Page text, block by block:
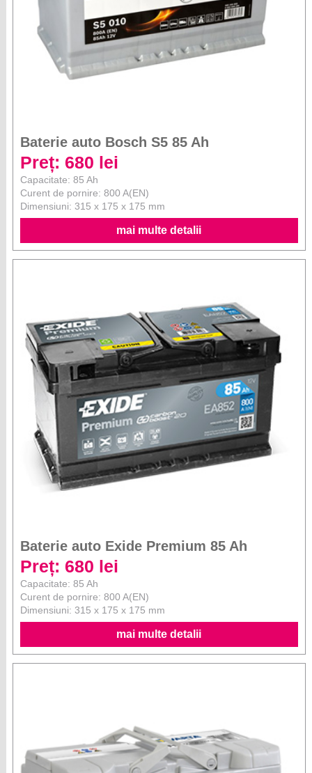
Baterie auto Bosch S5 85 Ah
Preț: 680 lei
Capacitate: 85 Ah
Curent de pornire: 800 A(EN)
Dimensiuni: 315 x 175 x 175 mm
mai multe detalii
Baterie auto Exide Premium 85 Ah
Preț: 680 lei
Capacitate: 85 Ah
Curent de pornire: 800 A(EN)
Dimensiuni: 315 x 175 x 175 mm
mai multe detalii